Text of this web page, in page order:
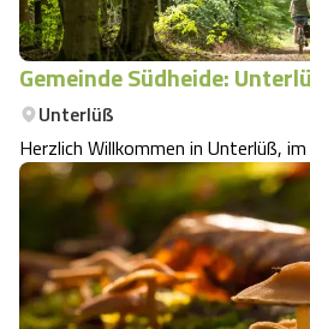
Gemeinde Südheide:
Unterlüß
Herzlich Willkommen in Unterlüß,